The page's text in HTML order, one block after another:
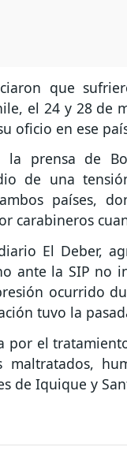
que
el 24 y 28 de
oficio en ese
prensa de
de una
países,
carabineros
El Deber,
ante la SIP no
ocurrido
tuvo la
el
maltratados,
de Iquique y